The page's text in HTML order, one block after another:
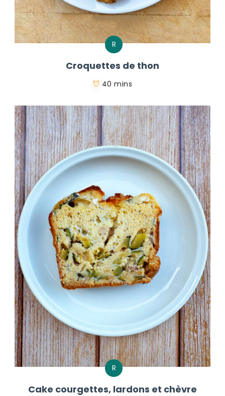
R
Croquettes de thon
40 mins
R
Cake courgettes, lardons et chèvre